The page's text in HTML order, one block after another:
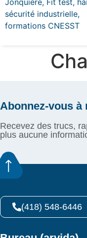
Abonnez-vous
Recevez des trucs,
plus aucune
(418) 548-6446